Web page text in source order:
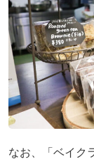
なお、「ベイク